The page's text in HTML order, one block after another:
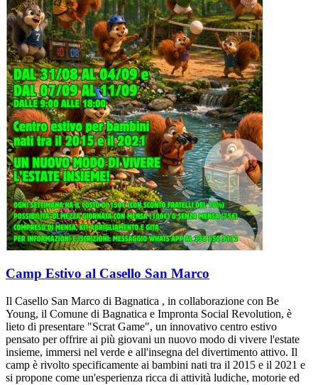
Camp Estivo al Casello San Marco
Il Casello San Marco di Bagnatica , in collaborazione con Be
Young, il Comune di Bagnatica e Impronta Social Revolution, è
lieto di presentare "Scrat Game", un innovativo centro estivo
pensato per offrire ai più giovani un nuovo modo di vivere l'estate
insieme, immersi nel verde e all'insegna del divertimento attivo. Il
camp è rivolto specificamente ai bambini nati tra il 2015 e il 2021 e
si propone come un'esperienza ricca di attività ludiche, motorie ed